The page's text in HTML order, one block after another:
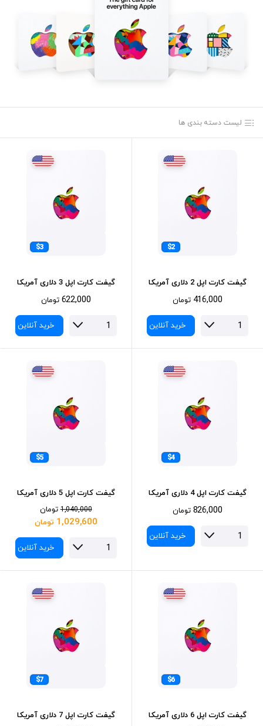
لیست دسته بندی ها
$2
گیفت کارت اپل 2 دلاری آمریکا
416,000 تومان
خرید آنلاین
$3
گیفت کارت اپل 3 دلاری آمریکا
622,000 تومان
خرید آنلاین
$4
گیفت کارت اپل 4 دلاری آمریکا
826,000 تومان
خرید آنلاین
$5
گیفت کارت اپل 5 دلاری آمریکا
1,040,000تومان
1,029,600 تومان
خرید آنلاین
$6
گیفت کارت اپل 6 دلاری آمریکا
$7
گیفت کارت اپل 7 دلاری آمریکا